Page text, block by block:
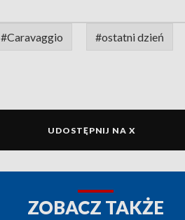
#Caravaggio #ostatni dzień
UDOSTĘPNIJ NA X
ZOBACZ TAKŻE